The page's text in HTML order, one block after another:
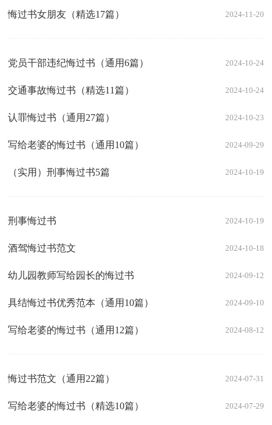
悔过书女朋友（精选17篇） 2024-11-20
党员干部违纪悔过书（通用6篇） 2024-10-24
交通事故悔过书（精选11篇） 2024-10-24
认罪悔过书（通用27篇） 2024-10-23
写给老婆的悔过书（通用10篇） 2024-09-29
（实用）刑事悔过书5篇 2024-10-19
刑事悔过书 2024-10-19
酒驾悔过书范文 2024-10-18
幼儿园教师写给园长的悔过书 2024-09-12
具结悔过书优秀范本（通用10篇） 2024-09-10
写给老婆的悔过书（通用12篇） 2024-08-12
悔过书范文（通用22篇） 2024-07-31
写给老婆的悔过书（精选10篇） 2024-07-29